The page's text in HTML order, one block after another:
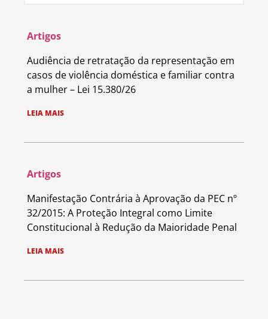
Artigos
Audiência de retratação da representação em
casos de violência doméstica e familiar contra
a mulher – Lei 15.380/26
LEIA MAIS
Artigos
Manifestação Contrária à Aprovação da PEC nº
32/2015: A Proteção Integral como Limite
Constitucional à Redução da Maioridade Penal
LEIA MAIS